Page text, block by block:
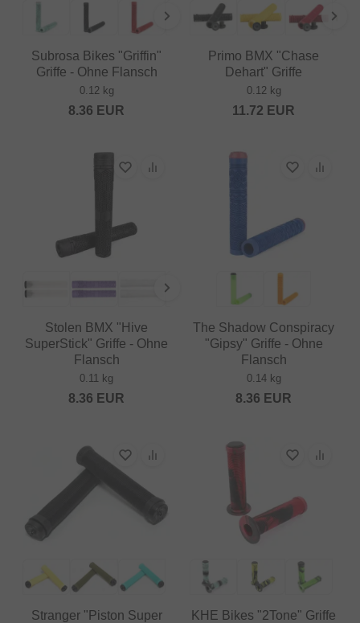
Subrosa Bikes "Griffin"
Griffe - Ohne Flansch
0.12 kg
8.36 EUR
Primo BMX "Chase
Dehart" Griffe
0.12 kg
11.72 EUR
Stolen BMX "Hive
SuperStick" Griffe - Ohne
Flansch
0.11 kg
8.36 EUR
The Shadow Conspiracy
"Gipsy" Griffe - Ohne
Flansch
0.14 kg
8.36 EUR
Stranger "Piston Super
KHE Bikes "2Tone" Griffe